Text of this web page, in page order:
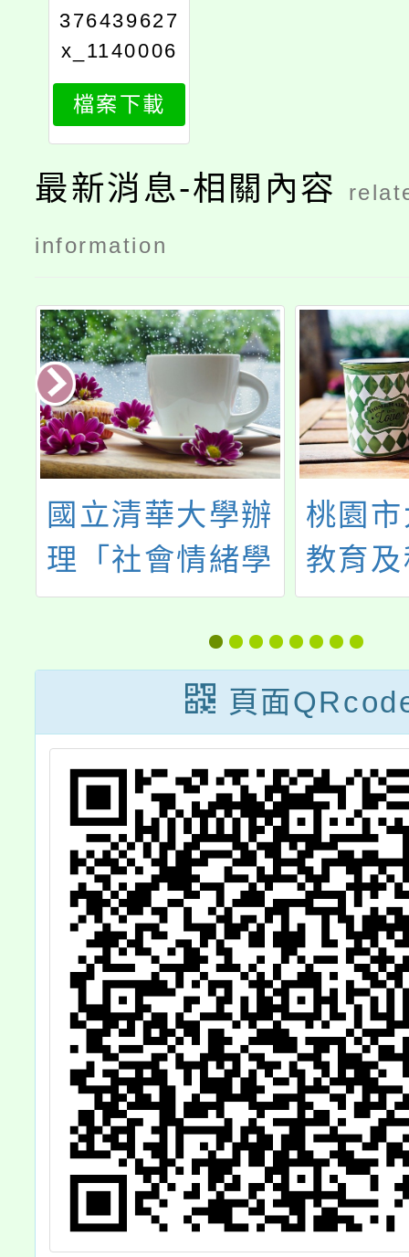
376439627
x_1140006
233_attach
1
檔案下載
最新消息-相關內容
information
國立清華大學辦
理「社會情緒學
習線上論壇–社
會情緒學習與親
師合作」線上論
壇，請查照。
桃園
教育
114年
師
頁面